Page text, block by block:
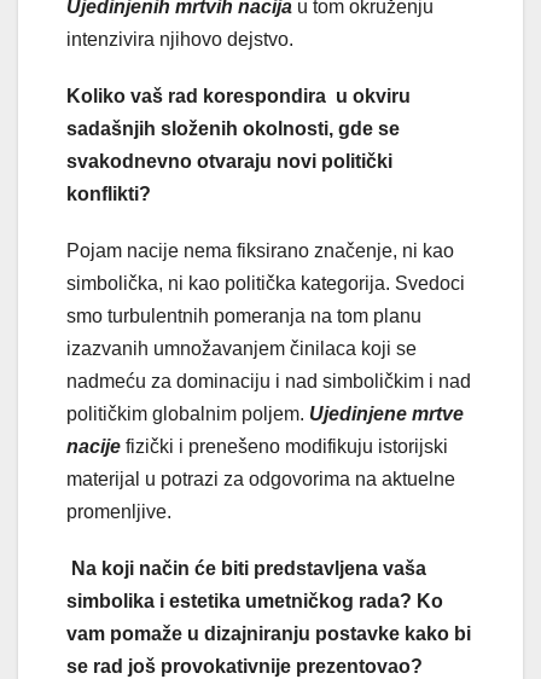
Ujedinjenih mrtvih nacija u tom okruženju
intenzivira njihovo dejstvo.
Koliko vaš rad korespondira u okviru
sadašnjih složenih okolnosti, gde se
svakodnevno otvaraju novi politički
konflikti?
Pojam nacije nema fiksirano značenje, ni kao
simbolička, ni kao politička kategorija. Svedoci
smo turbulentnih pomeranja na tom planu
izazvanih umnožavanjem činilaca koji se
nadmeću za dominaciju i nad simboličkim i nad
političkim globalnim poljem. Ujedinjene mrtve
nacije fizički i prenešeno modifikuju istorijski
materijal u potrazi za odgovorima na aktuelne
promenljive.
Na koji način će biti predstavljena vaša
simbolika i estetika umetničkog rada? Ko
vam pomaže u dizajniranju postavke kako bi
se rad još provokativnije prezentovao?